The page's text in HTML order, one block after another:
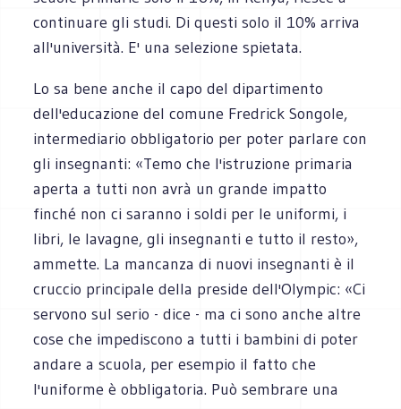
continuare gli studi. Di questi solo il 10% arriva
all'università. E' una selezione spietata.
Lo sa bene anche il capo del dipartimento
dell'educazione del comune Fredrick Songole,
intermediario obbligatorio per poter parlare con
gli insegnanti: «Temo che l'istruzione primaria
aperta a tutti non avrà un grande impatto
finché non ci saranno i soldi per le uniformi, i
libri, le lavagne, gli insegnanti e tutto il resto»,
ammette. La mancanza di nuovi insegnanti è il
cruccio principale della preside dell'Olympic: «Ci
servono sul serio - dice - ma ci sono anche altre
cose che impediscono a tutti i bambini di poter
andare a scuola, per esempio il fatto che
l'uniforme è obbligatoria. Può sembrare una